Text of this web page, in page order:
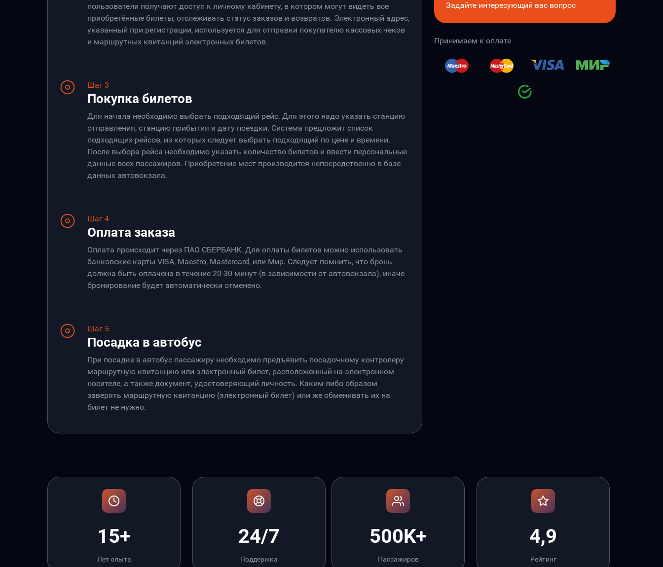
пользователи получают доступ к личному кабинету, в котором могут видеть все
приобретённые билеты, отслеживать статус заказов и возвратов. Электронный адрес,
указанный при регистрации, используется для отправки покупателю кассовых чеков
и маршрутных квитанций электронных билетов.
Шаг 3
Покупка билетов
Для начала необходимо выбрать подходящий рейс. Для этого надо указать станцию
отправления, станцию прибытия и дату поездки. Система предложит список
подходящих рейсов, из которых следует выбрать подходящий по цене и времени.
После выбора рейса необходимо указать количество билетов и ввести персональные
данные всех пассажиров. Приобретение мест производится непосредственно в базе
данных автовокзала.
Шаг 4
Оплата заказа
Оплата происходит через ПАО СБЕРБАНК. Для оплаты билетов можно использовать
банковские карты VISA, Maestro, Mastercard, или Мир. Следует помнить, что бронь
должна быть оплачена в течение 20-30 минут (в зависимости от автовокзала), иначе
бронирование будет автоматически отменено.
Шаг 5
Посадка в автобус
При посадке в автобус пассажиру необходимо предъявить посадочному контролеру
маршрутную квитанцию или электронный билет, расположенный на электронном
носителе, а также документ, удостоверяющий личность. Каким-либо образом
заверять маршрутную квитанцию (электронный билет) или же обменивать их на
билет не нужно.
Задайте интересующий вас вопрос
Принимаем к оплате
15+
Лет опыта
24/7
Поддержка
500K+
Пассажиров
4,9
Рейтинг